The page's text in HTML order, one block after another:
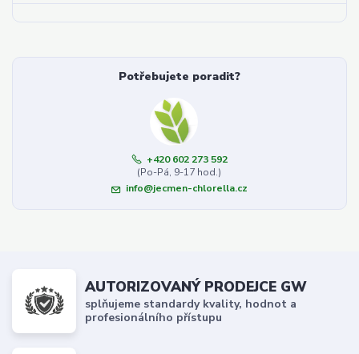
Potřebujete poradit?
+420 602 273 592
(Po-Pá, 9-17 hod.)
info@jecmen-chlorella.cz
AUTORIZOVANÝ PRODEJCE GW
splňujeme standardy kvality, hodnot a
profesionálního přístupu